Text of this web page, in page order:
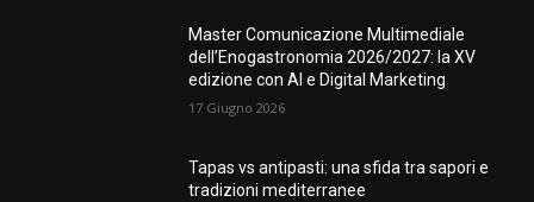
Master Comunicazione Multimediale
dell’Enogastronomia 2026/2027: la XV
edizione con AI e Digital Marketing
17 Giugno 2026
Tapas vs antipasti: una sfida tra sapori e
tradizioni mediterranee